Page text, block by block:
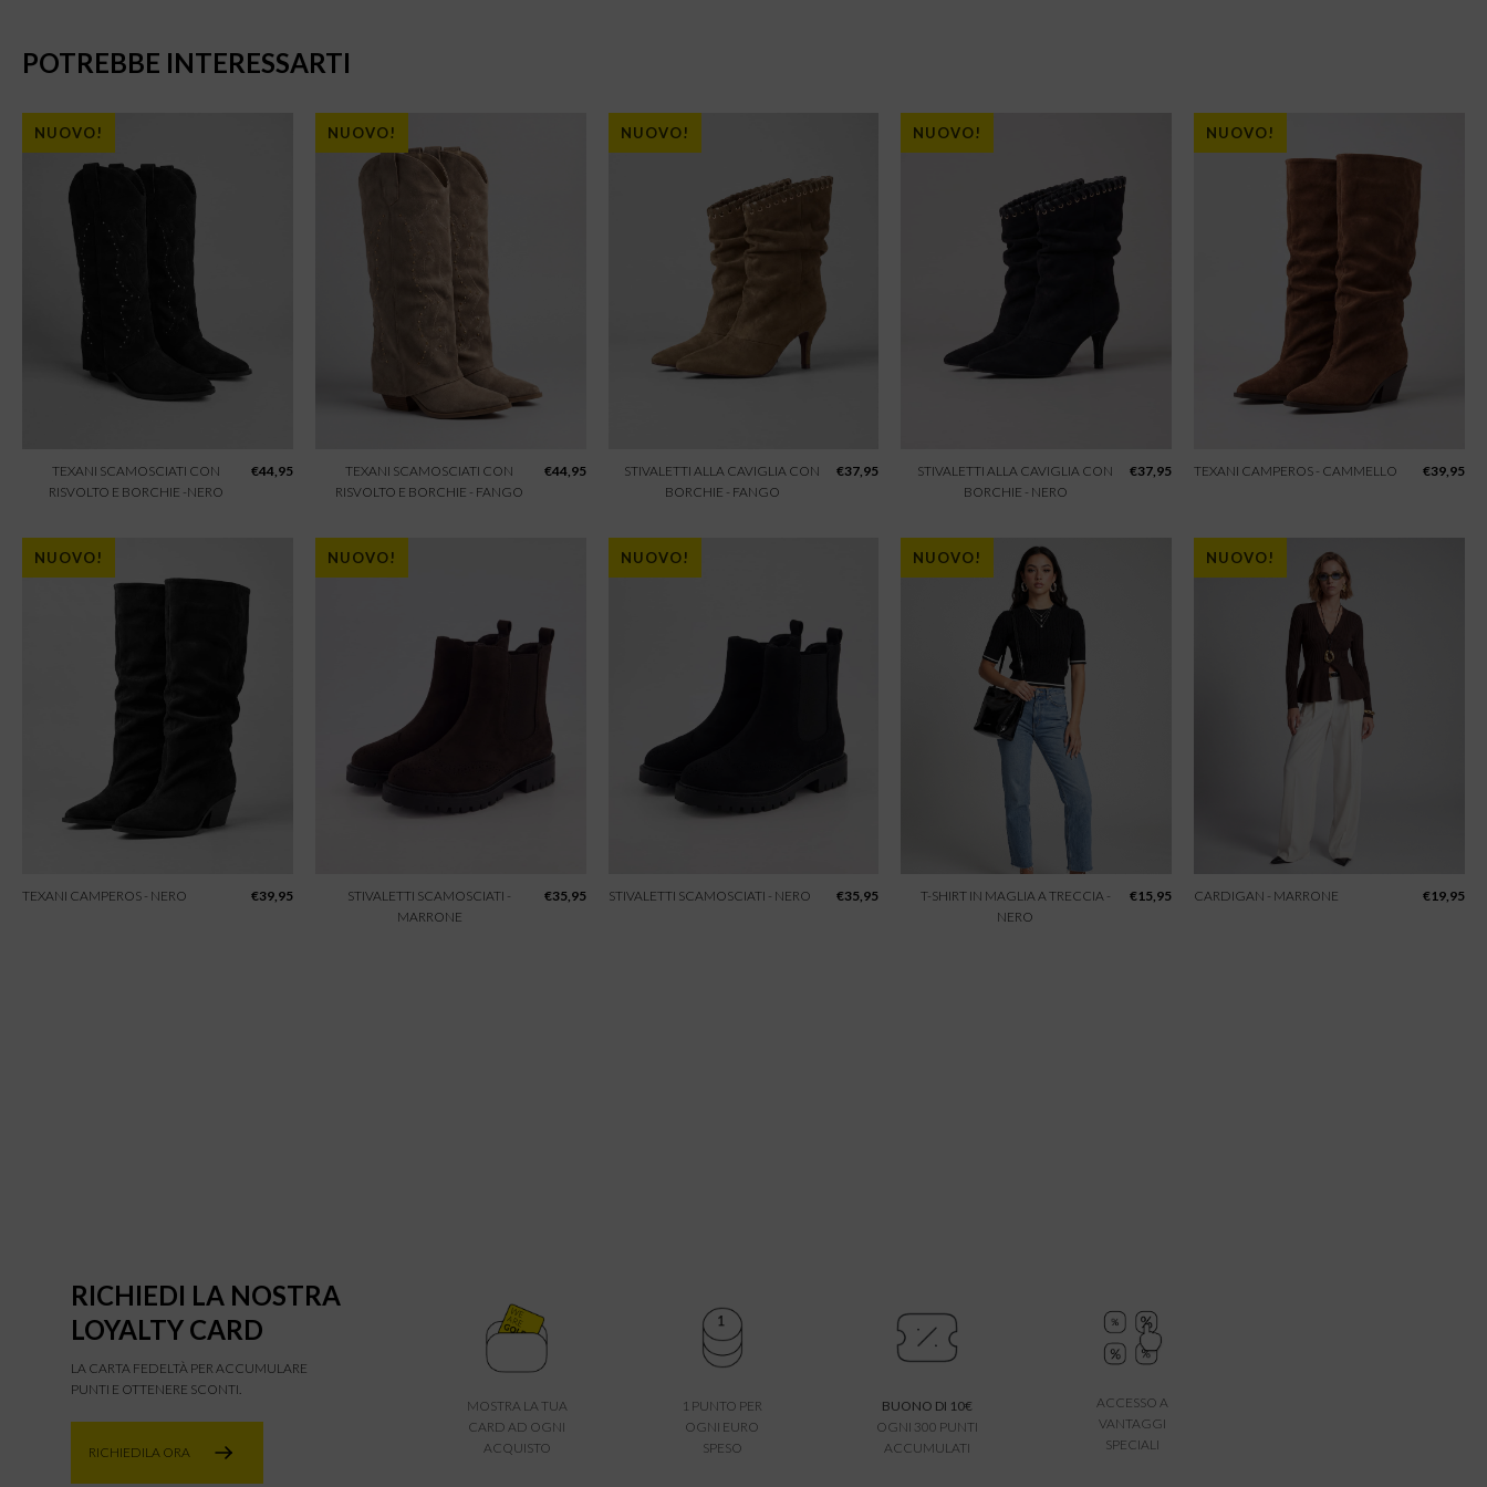
POTREBBE INTERESSARTI
NUOVO!
TEXANI SCAMOSCIATI CON
RISVOLTO E BORCHIE -NERO
€44,95
NUOVO!
TEXANI SCAMOSCIATI CON
RISVOLTO E BORCHIE - FANGO
€44,95
NUOVO!
STIVALETTI ALLA CAVIGLIA CON
BORCHIE - FANGO
€37,95
NUOVO!
STIVALETTI ALLA CAVIGLIA CON
BORCHIE - NERO
€37,95
NUOVO!
TEXANI CAMPEROS - CAMMELLO €39,95
NUOVO!
TEXANI CAMPEROS - NERO €39,95
NUOVO!
STIVALETTI SCAMOSCIATI -
MARRONE
€35,95
NUOVO!
STIVALETTI SCAMOSCIATI - NERO €35,95
NUOVO!
T-SHIRT IN MAGLIA A TRECCIA -
NERO
€15,95
NUOVO!
CARDIGAN - MARRONE €19,95
RICHIEDI LA NOSTRA
LOYALTY CARD
LA CARTA FEDELTÀ PER ACCUMULARE
PUNTI E OTTENERE SCONTI.
RICHIEDILA ORA
MOSTRA LA TUA
CARD AD OGNI
ACQUISTO
1 PUNTO PER
OGNI EURO
SPESO
BUONO DI 10€
OGNI 300 PUNTI
ACCUMULATI
ACCESSO A
VANTAGGI
SPECIALI